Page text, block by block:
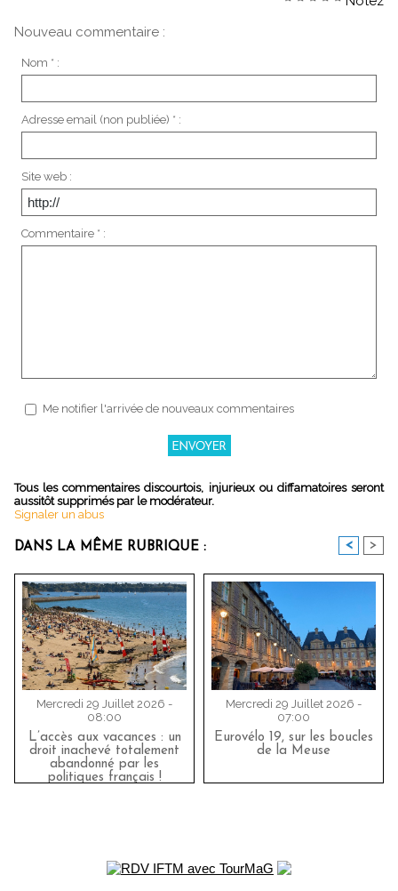
Nouveau commentaire :
Nom * :
Adresse email (non publiée) * :
Site web :
Commentaire * :
Me notifier l'arrivée de nouveaux commentaires
Tous les commentaires discourtois, injurieux ou diffamatoires seront
aussitôt supprimés par le modérateur.
Signaler un abus
DANS LA MÊME RUBRIQUE : < >
Mercredi 29 Juillet 2026 -
08:00
L’accès aux vacances : un
droit inachevé totalement
abandonné par les
politiques français !
Mercredi 29 Juillet 2026 -
07:00
Eurovélo 19, sur les boucles
de la Meuse